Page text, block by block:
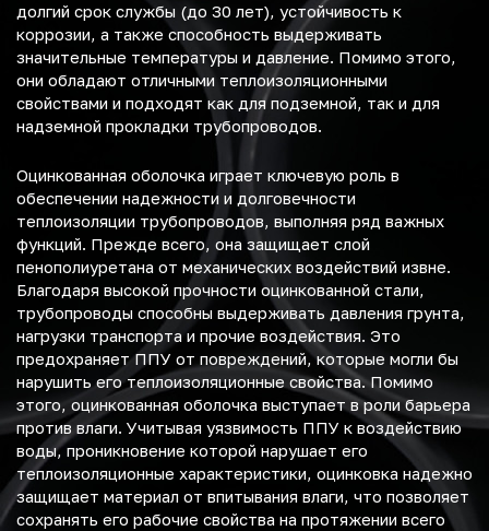
долгий срок службы (до 30 лет), устойчивость к
коррозии, а также способность выдерживать
значительные температуры и давление. Помимо этого,
они обладают отличными теплоизоляционными
свойствами и подходят как для подземной, так и для
надземной прокладки трубопроводов.
Оцинкованная оболочка играет ключевую роль в
обеспечении надежности и долговечности
теплоизоляции трубопроводов, выполняя ряд важных
функций. Прежде всего, она защищает слой
пенополиуретана от механических воздействий извне.
Благодаря высокой прочности оцинкованной стали,
трубопроводы способны выдерживать давления грунта,
нагрузки транспорта и прочие воздействия. Это
предохраняет ППУ от повреждений, которые могли бы
нарушить его теплоизоляционные свойства. Помимо
этого, оцинкованная оболочка выступает в роли барьера
против влаги. Учитывая уязвимость ППУ к воздействию
воды, проникновение которой нарушает его
теплоизоляционные характеристики, оцинковка надежно
защищает материал от впитывания влаги, что позволяет
сохранять его рабочие свойства на протяжении всего